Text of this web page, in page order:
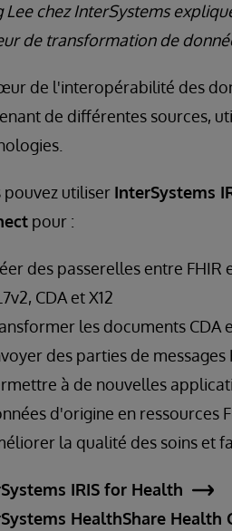
Lee chez InterSystems
de transformation de
de l'interopérabilité des
de différentes sources,
pouvez utiliser InterSystems
pour :
des passerelles entre
CDA et X12
les documents CDA
des parties de
à de nouvelles
d'origine en ressources
la qualité des soins et
IRIS for Health
HealthShare Health